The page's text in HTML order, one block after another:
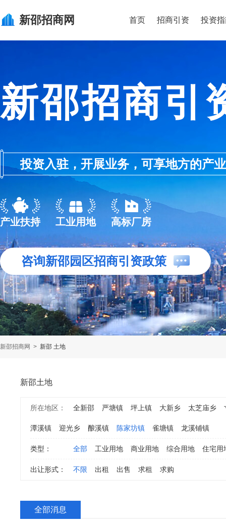
新邵招商网 首页 招商引资 投资
新邵招商引
投资入驻，开展业务，可享地方的产
产业扶持 工业用地 高标厂房
咨询新邵园区招商引资政策
新邵招商网 > 新邵 土地
新邵土地
所在地区： 全新邵 严塘镇 坪上镇 大新乡 太芝庙乡
潭溪镇 迎光乡 酿溪镇 陈家坊镇 雀塘镇 龙溪铺镇
类型： 全部 工业用地 商业用地 综合用地 住宅用
出让形式： 不限 出租 出售 求租 求购
全部消息